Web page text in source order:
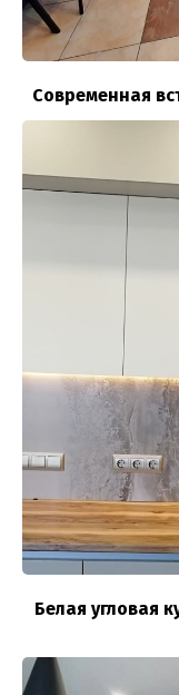
Современная
Белая угловая